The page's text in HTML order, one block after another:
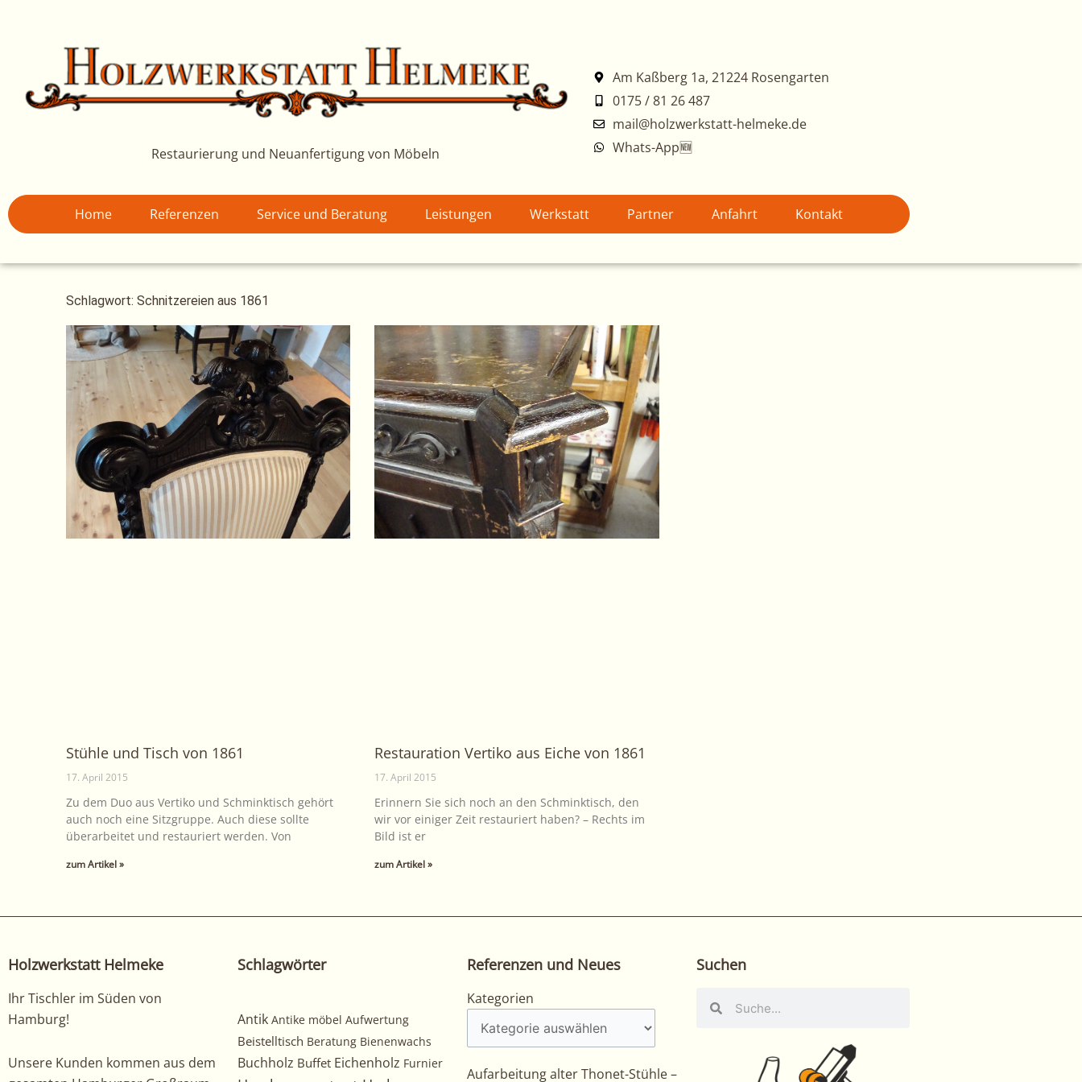
Restaurierung und Neuanfertigung von Möbeln
Am Kaßberg 1a, 21224 Rosengarten
0175 / 81 26 487
mail@holzwerkstatt-helmeke.de
Whats-App🆕
Home Referenzen Service und Beratung Leistungen Werkstatt Partner Anfahrt Kontakt
Schlagwort: Schnitzereien aus 1861
Stühle und Tisch von 1861
17. April 2015
Zu dem Duo aus Vertiko und Schminktisch gehört
auch noch eine Sitzgruppe. Auch diese sollte
überarbeitet und restauriert werden. Von
zum Artikel »
Restauration Vertiko aus Eiche von 1861
17. April 2015
Erinnern Sie sich noch an den Schminktisch, den
wir vor einiger Zeit restauriert haben? – Rechts im
Bild ist er
zum Artikel »
Holzwerkstatt Helmeke
Ihr Tischler im Süden von
Hamburg!
Unsere Kunden kommen aus dem
Schlagwörter
Antik Antike möbel Aufwertung
Beistelltisch Beratung Bienenwachs
Buchholz Buffet Eichenholz Furnier
Referenzen und Neues
Kategorien
Kategorien
Aufarbeitung alter Thonet-Stühle –
Suchen